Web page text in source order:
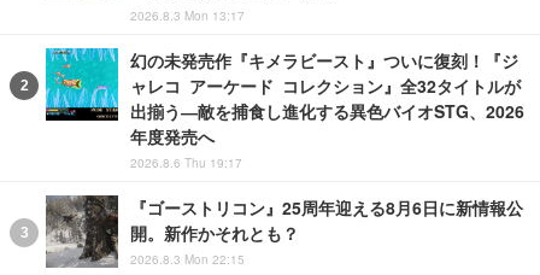
2026.8.3 Mon 13:17
幻の未発売作『キメラビースト』ついに復刻！『ジ
ャレコ アーケード コレクション』全32タイトルが
出揃う―敵を捕食し進化する異色バイオSTG、2026
年度発売へ
2026.8.6 Thu 19:17
『ゴーストリコン』25周年迎える8月6日に新情報公
開。新作かそれとも？
2026.8.3 Mon 22:15